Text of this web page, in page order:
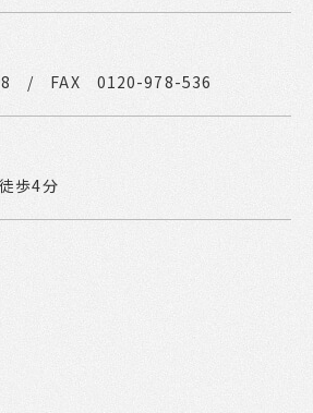
/ FAX 0120-978-536
歩4分